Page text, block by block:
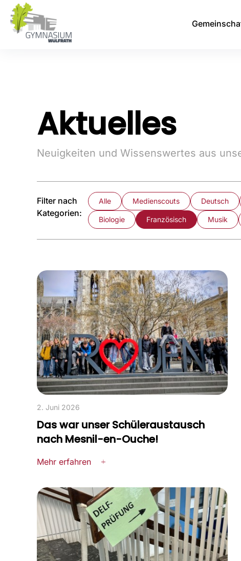
Aktuelles
Neuigkeiten und Wissenswertes aus
Filter nach
Kategorien:
Alle Medienscouts Deutsch
Biologie Französisch Musik
2. Juni 2026
Das war unser Schüleraustausch
nach Mesnil-en-Ouche!
Mehr erfahren